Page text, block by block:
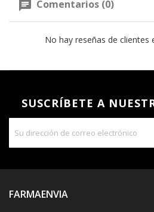
Comentarios (0)
No hay reseñas de clientes
SUSCRÍBETE A
FARMAENVIA